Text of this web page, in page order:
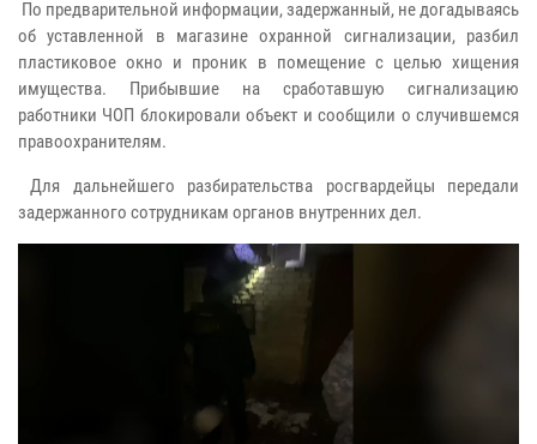
По предварительной информации, задержанный, не догадываясь
об уставленной в магазине охранной сигнализации, разбил
пластиковое окно и проник в помещение с целью хищения
имущества. Прибывшие на сработавшую сигнализацию
работники ЧОП блокировали объект и сообщили о случившемся
правоохранителям.
Для дальнейшего разбирательства росгвардейцы передали
задержанного сотрудникам органов внутренних дел.